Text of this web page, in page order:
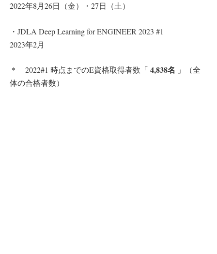
2022年8月26日（金）・27日（土）
・JDLA Deep Learning for ENGINEER 2023 #1
2023年2月
＊ 2022#1 時点までのE資格取得者数「 4,838名 」（全
体の合格者数）